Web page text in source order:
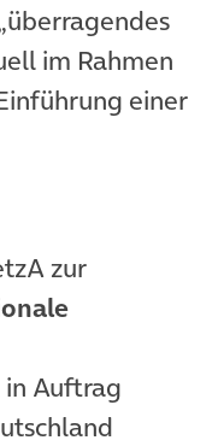
im Rahmen
einer
zur
Auftrag